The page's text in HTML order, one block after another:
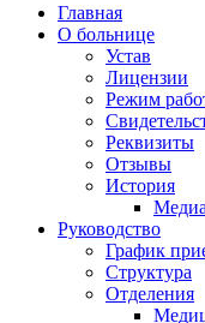
Главная
О больнице
Устав
Лицензии
Режим
Реквизиты
Отзывы
История
Руководство
График
Структура
Отделения